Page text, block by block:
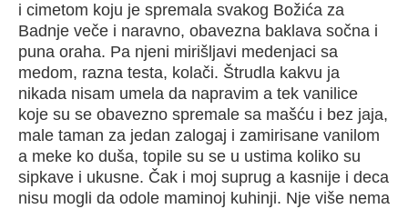
i cimetom koju je spremala svakog Božića za
Badnje veče i naravno, obavezna baklava sočna i
puna oraha. Pa njeni mirišljavi medenjaci sa
medom, razna testa, kolači. Štrudla kakvu ja
nikada nisam umela da napravim a tek vanilice
koje su se obavezno spremale sa mašću i bez jaja,
male taman za jedan zalogaj i zamirisane vanilom
a meke ko duša, topile su se u ustima koliko su
sipkave i ukusne. Čak i moj suprug a kasnije i deca
nisu mogli da odole maminoj kuhinji. Nje više nema